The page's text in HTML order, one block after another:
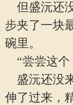
但盛沅还
步夹了一块
碗里。
“尝尝这个
盛沅还没
伸了过来，